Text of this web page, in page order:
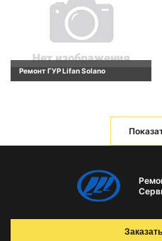
Ремонт ГУР Lifan Solano